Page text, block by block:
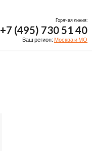
Горячая линия:
+7 (495) 730 51 40
Ваш регион: Москва и МО